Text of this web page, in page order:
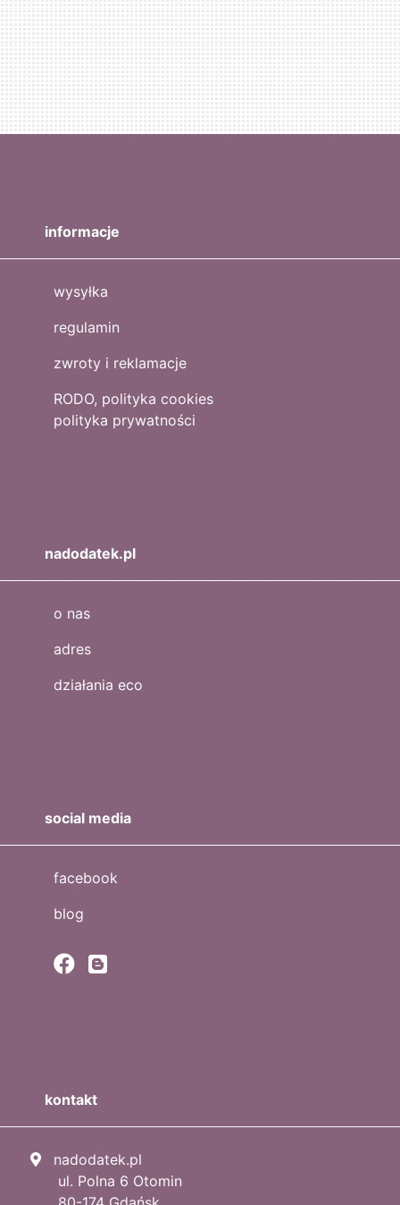
informacje
wysyłka
regulamin
zwroty i reklamacje
RODO, polityka cookies
polityka prywatności
nadodatek.pl
o nas
adres
działania eco
social media
facebook
blog
kontakt
nadodatek.pl
ul. Polna 6 Otomin